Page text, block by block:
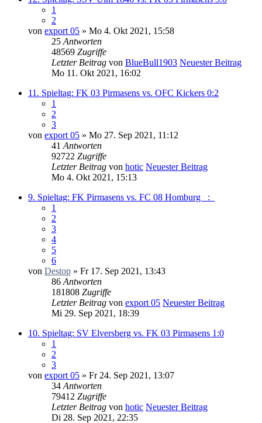
1
2
von export 05 » Mo 4. Okt 2021, 15:58
25 Antworten
48569 Zugriffe
Letzter Beitrag von BlueBull1903 Neuester Beitrag
Mo 11. Okt 2021, 16:02
11. Spieltag: FK 03 Pirmasens vs. OFC Kickers 0:2
1
2
3
von export 05 » Mo 27. Sep 2021, 11:12
41 Antworten
92722 Zugriffe
Letzter Beitrag von hotic Neuester Beitrag
Mo 4. Okt 2021, 15:13
9. Spieltag: FK Pirmasens vs. FC 08 Homburg _:_
1
2
3
4
5
6
von Destop » Fr 17. Sep 2021, 13:43
86 Antworten
181808 Zugriffe
Letzter Beitrag von export 05 Neuester Beitrag
Mi 29. Sep 2021, 18:39
10. Spieltag: SV Elversberg vs. FK 03 Pirmasens 1:0
1
2
3
von export 05 » Fr 24. Sep 2021, 13:07
34 Antworten
79412 Zugriffe
Letzter Beitrag von hotic Neuester Beitrag
Di 28. Sep 2021, 22:35